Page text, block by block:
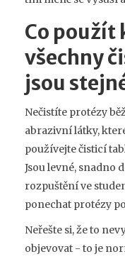
Co použít
všechny
jsou
Nečistíte protézy
abrazivní látky,
používejte čisticí
Jsou levné, snadno
rozpuštění ve
ponechat protézy
Neřešte si, že to
objevovat - to je